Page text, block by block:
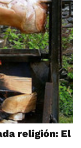
religión: El